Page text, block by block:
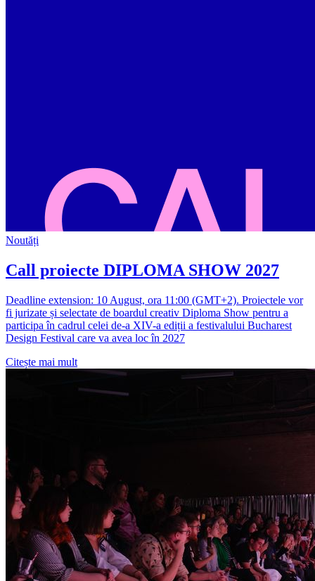
Noutăți
Call proiecte DIPLOMA SHOW 2027
Deadline extension: 10 August, ora 11:00 (GMT+2). Proiectele vor
fi jurizate și selectate de boardul creativ Diploma Show pentru a
participa în cadrul celei de-a XIV-a ediții a festivalului Bucharest
Design Festival care va avea loc în 2027
Citește mai mult